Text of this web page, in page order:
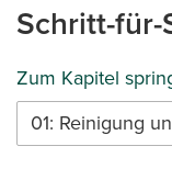
Schritt-
Zum Kapitel
01: Reinigung